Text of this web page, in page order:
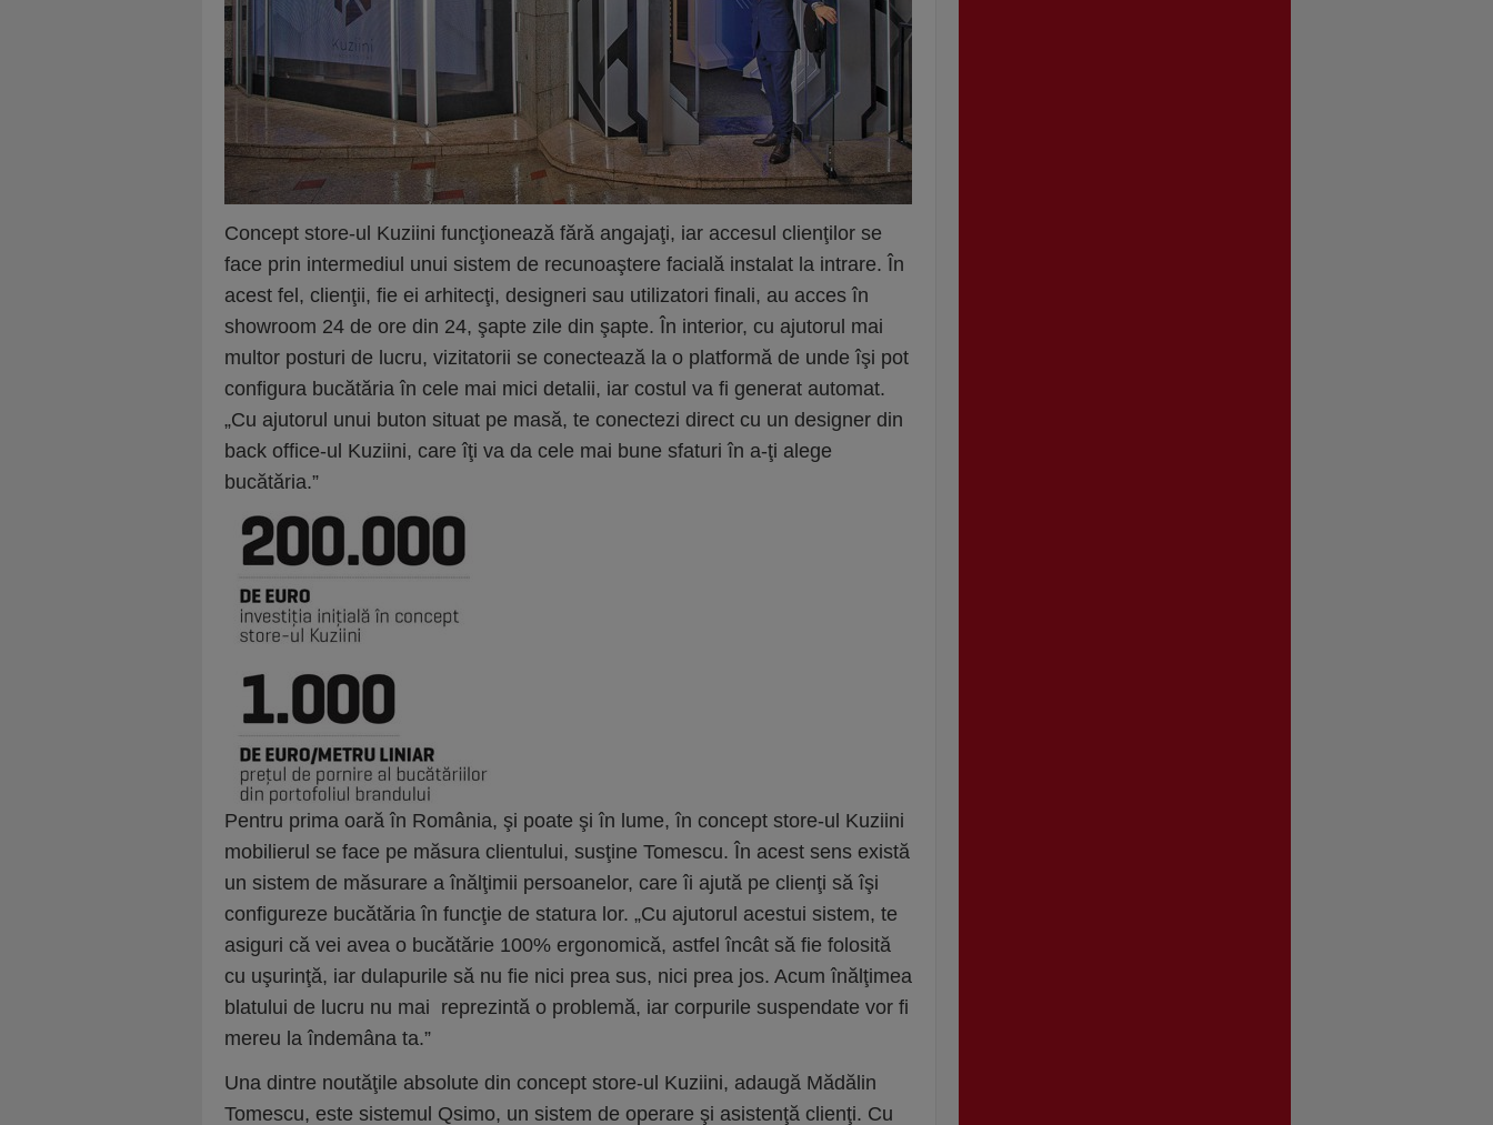
Concept store-ul Kuziini funcţionează fără angajaţi, iar accesul clienţilor se
face prin intermediul unui sistem de recunoaştere facială instalat la intrare. În
acest fel, clienţii, fie ei arhitecţi, designeri sau utilizatori finali, au acces în
showroom 24 de ore din 24, şapte zile din şapte. În interior, cu ajutorul mai
multor posturi de lucru, vizitatorii se conectează la o platformă de unde îşi pot
configura bucătăria în cele mai mici detalii, iar costul va fi generat automat.
„Cu ajutorul unui buton situat pe masă, te conectezi direct cu un designer din
back office-ul Kuziini, care îţi va da cele mai bune sfaturi în a-ţi alege
bucătăria.”
Pentru prima oară în România, şi poate şi în lume, în concept store-ul Kuziini
mobilierul se face pe măsura clientului, susţine Tomescu. În acest sens există
un sistem de măsurare a înălţimii persoanelor, care îi ajută pe clienţi să îşi
configureze bucătăria în funcţie de statura lor. „Cu ajutorul acestui sistem, te
asiguri că vei avea o bucătărie 100% ergonomică, astfel încât să fie folosită
cu uşurinţă, iar dulapurile să nu fie nici prea sus, nici prea jos. Acum înălţimea
blatului de lucru nu mai reprezintă o problemă, iar corpurile suspendate vor fi
mereu la îndemâna ta.”
Una dintre noutăţile absolute din concept store-ul Kuziini, adaugă Mădălin
Tomescu, este sistemul Qsimo, un sistem de operare şi asistenţă clienţi. Cu